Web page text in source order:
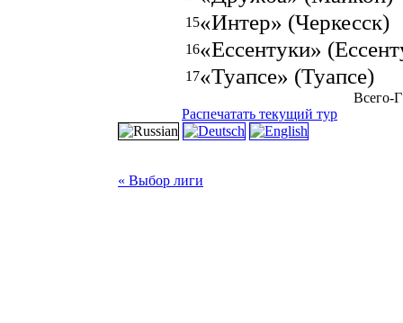
15«Интер» (Черкесск)
16«Ессентуки»
17«Туапсе» (Туапсе)
Распечатать текущий тур
« Выбор лиги